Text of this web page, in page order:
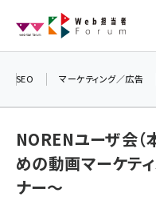
ン
SEO マーケティング／広告
NORENユーザ会（
めの動画マーケテ
ナー～